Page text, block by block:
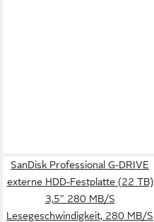
SanDisk Professional G-DRIVE
externe HDD-Festplatte (22 TB)
3,5" 280 MB/S
Lesegeschwindigkeit, 280 MB/S